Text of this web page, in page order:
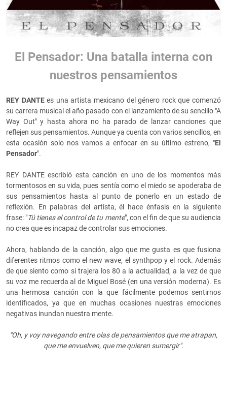
El Pensador: Una batalla interna con
nuestros pensamientos
REY DANTEes una artista mexicano del género rock que comenzó
su carrera musical el año pasado con el lanzamiento de su sencillo "A
Way Out" y hasta ahora no ha parado de lanzar canciones que
reflejen sus pensamientos. Aunque ya cuenta con varios sencillos, en
esta ocasión solo nos vamos a enfocar en su último estreno, "El
Pensador".
REY DANTE escribió esta canción en uno de los momentos más
tormentosos en su vida, pues sentía como el miedo se apoderaba de
sus pensamientos hasta al punto de ponerlo en un estado de
reflexión. En palabras del artista, él hace énfasis en la siguiente
frase: "Tú tienes el control de tu mente", con el fin de que su audiencia
no crea que es incapaz de controlar sus emociones.
Ahora, hablando de la canción, algo que me gusta es que fusiona
diferentes ritmos como el new wave, el synthpop y el rock. Además
de que siento como si trajera los 80 a la actualidad, a la vez de que
su voz me recuerda al de Miguel Bosé (en una versión moderna). Es
una hermosa canción con la que fácilmente podemos sentirnos
identificados, ya que en muchas ocasiones nuestras emociones
negativas inundan nuestra mente.
"Oh, y voy navegando entre olas de pensamientos que me atrapan,
que me envuelven, que me quieren sumergir".